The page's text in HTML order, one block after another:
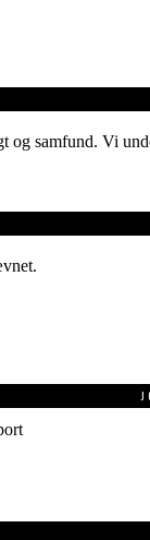
samfund. Vi